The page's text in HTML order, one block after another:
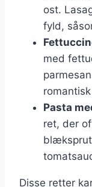
ost.
fyld,
med
Pasta
ret, der
Disse retter